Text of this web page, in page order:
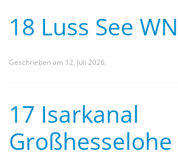
18 Luss See
Geschrieben am 12. Juli 2026.
17 Isarkanal
Großhesselohe